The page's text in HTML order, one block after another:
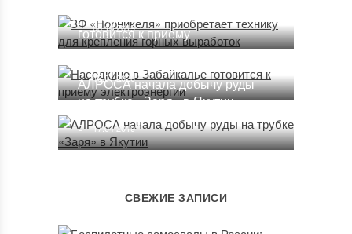
08.10.2019
Наседкино в Забайкалье
готовится к приему
электроэнергии
16.01.2020
АЛРОСА начала добычу руды
на трубке «Заря» в Якутии
17.04.2019
СВЕЖИЕ ЗАПИСИ